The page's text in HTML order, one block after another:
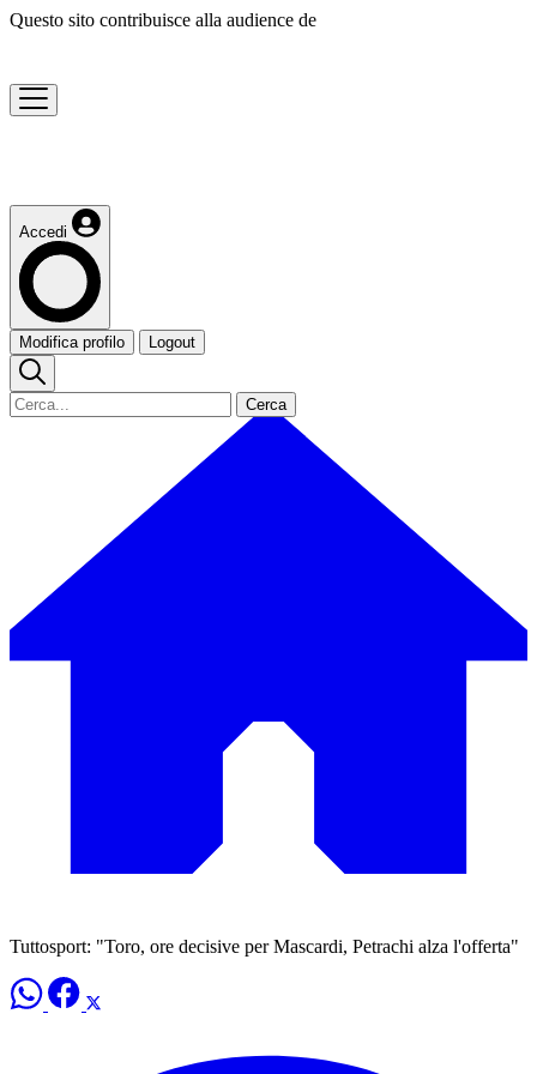
Questo sito contribuisce alla audience de
Accedi
Modifica profilo Logout
Cerca
Tuttosport: "Toro, ore decisive per Mascardi, Petrachi alza l'offerta"